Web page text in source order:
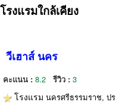
โรงแรมใกล้เคียง
วีเฮาส์ นคร
คะแนน : 8.2 รีวิว : 3
โรงแรม นครศรีธรรมราช, ป